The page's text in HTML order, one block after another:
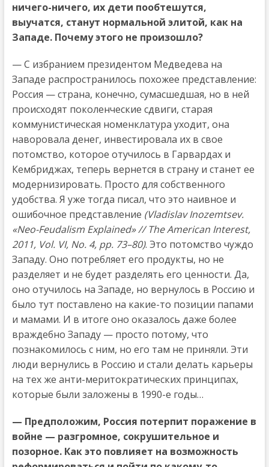
ничего-ничего, их дети пообтешутся,
выучатся, станут нормальной элитой, как на
Западе. Почему этого не произошло?
— С избранием президентом Медведева на
Западе распространилось похожее представление:
Россия — страна, конечно, сумасшедшая, но в ней
происходят поколенческие сдвиги, старая
коммунистическая номенклатура уходит, она
наворовала денег, инвестировала их в свое
потомство, которое отучилось в Гарвардах и
Кембриджах, теперь вернется в страну и станет ее
модернизировать. Просто для собственного
удобства. Я уже тогда писал, что это наивное и
ошибочное представление (Vladislav Inozemtsev.
«Neo-Feudalism Explained» // The American Interest,
2011, Vol. VI, No. 4, pp. 73–80). Это потомство чуждо
Западу. Оно потребляет его продукты, но не
разделяет и не будет разделять его ценности. Да,
оно отучилось на Западе, но вернулось в Россию и
было тут поставлено на какие-то позиции папами
и мамами. И в итоге оно оказалось даже более
враждебно Западу — просто потому, что
познакомилось с ним, но его там не приняли. Эти
люди вернулись в Россию и стали делать карьеры
на тех же анти-меритократических принципах,
которые были заложены в 1990-е годы…
— Предположим, Россия потерпит поражение в
войне — разгромное, сокрушительное и
позорное. Как это повлияет на возможность